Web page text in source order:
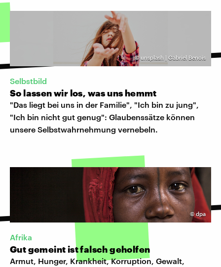
©unsplash | Gabriel Benois
Selbstbild
So lassen wir los, was uns hemmt
"Das liegt bei uns in der Familie", "Ich bin zu jung",
"Ich bin nicht gut genug": Glaubenssätze können
unsere Selbstwahrnehmung vernebeln.
©dpa
Afrika
Gut gemeint ist falsch geholfen
Armut, Hunger, Krankheit, Korruption, Gewalt,